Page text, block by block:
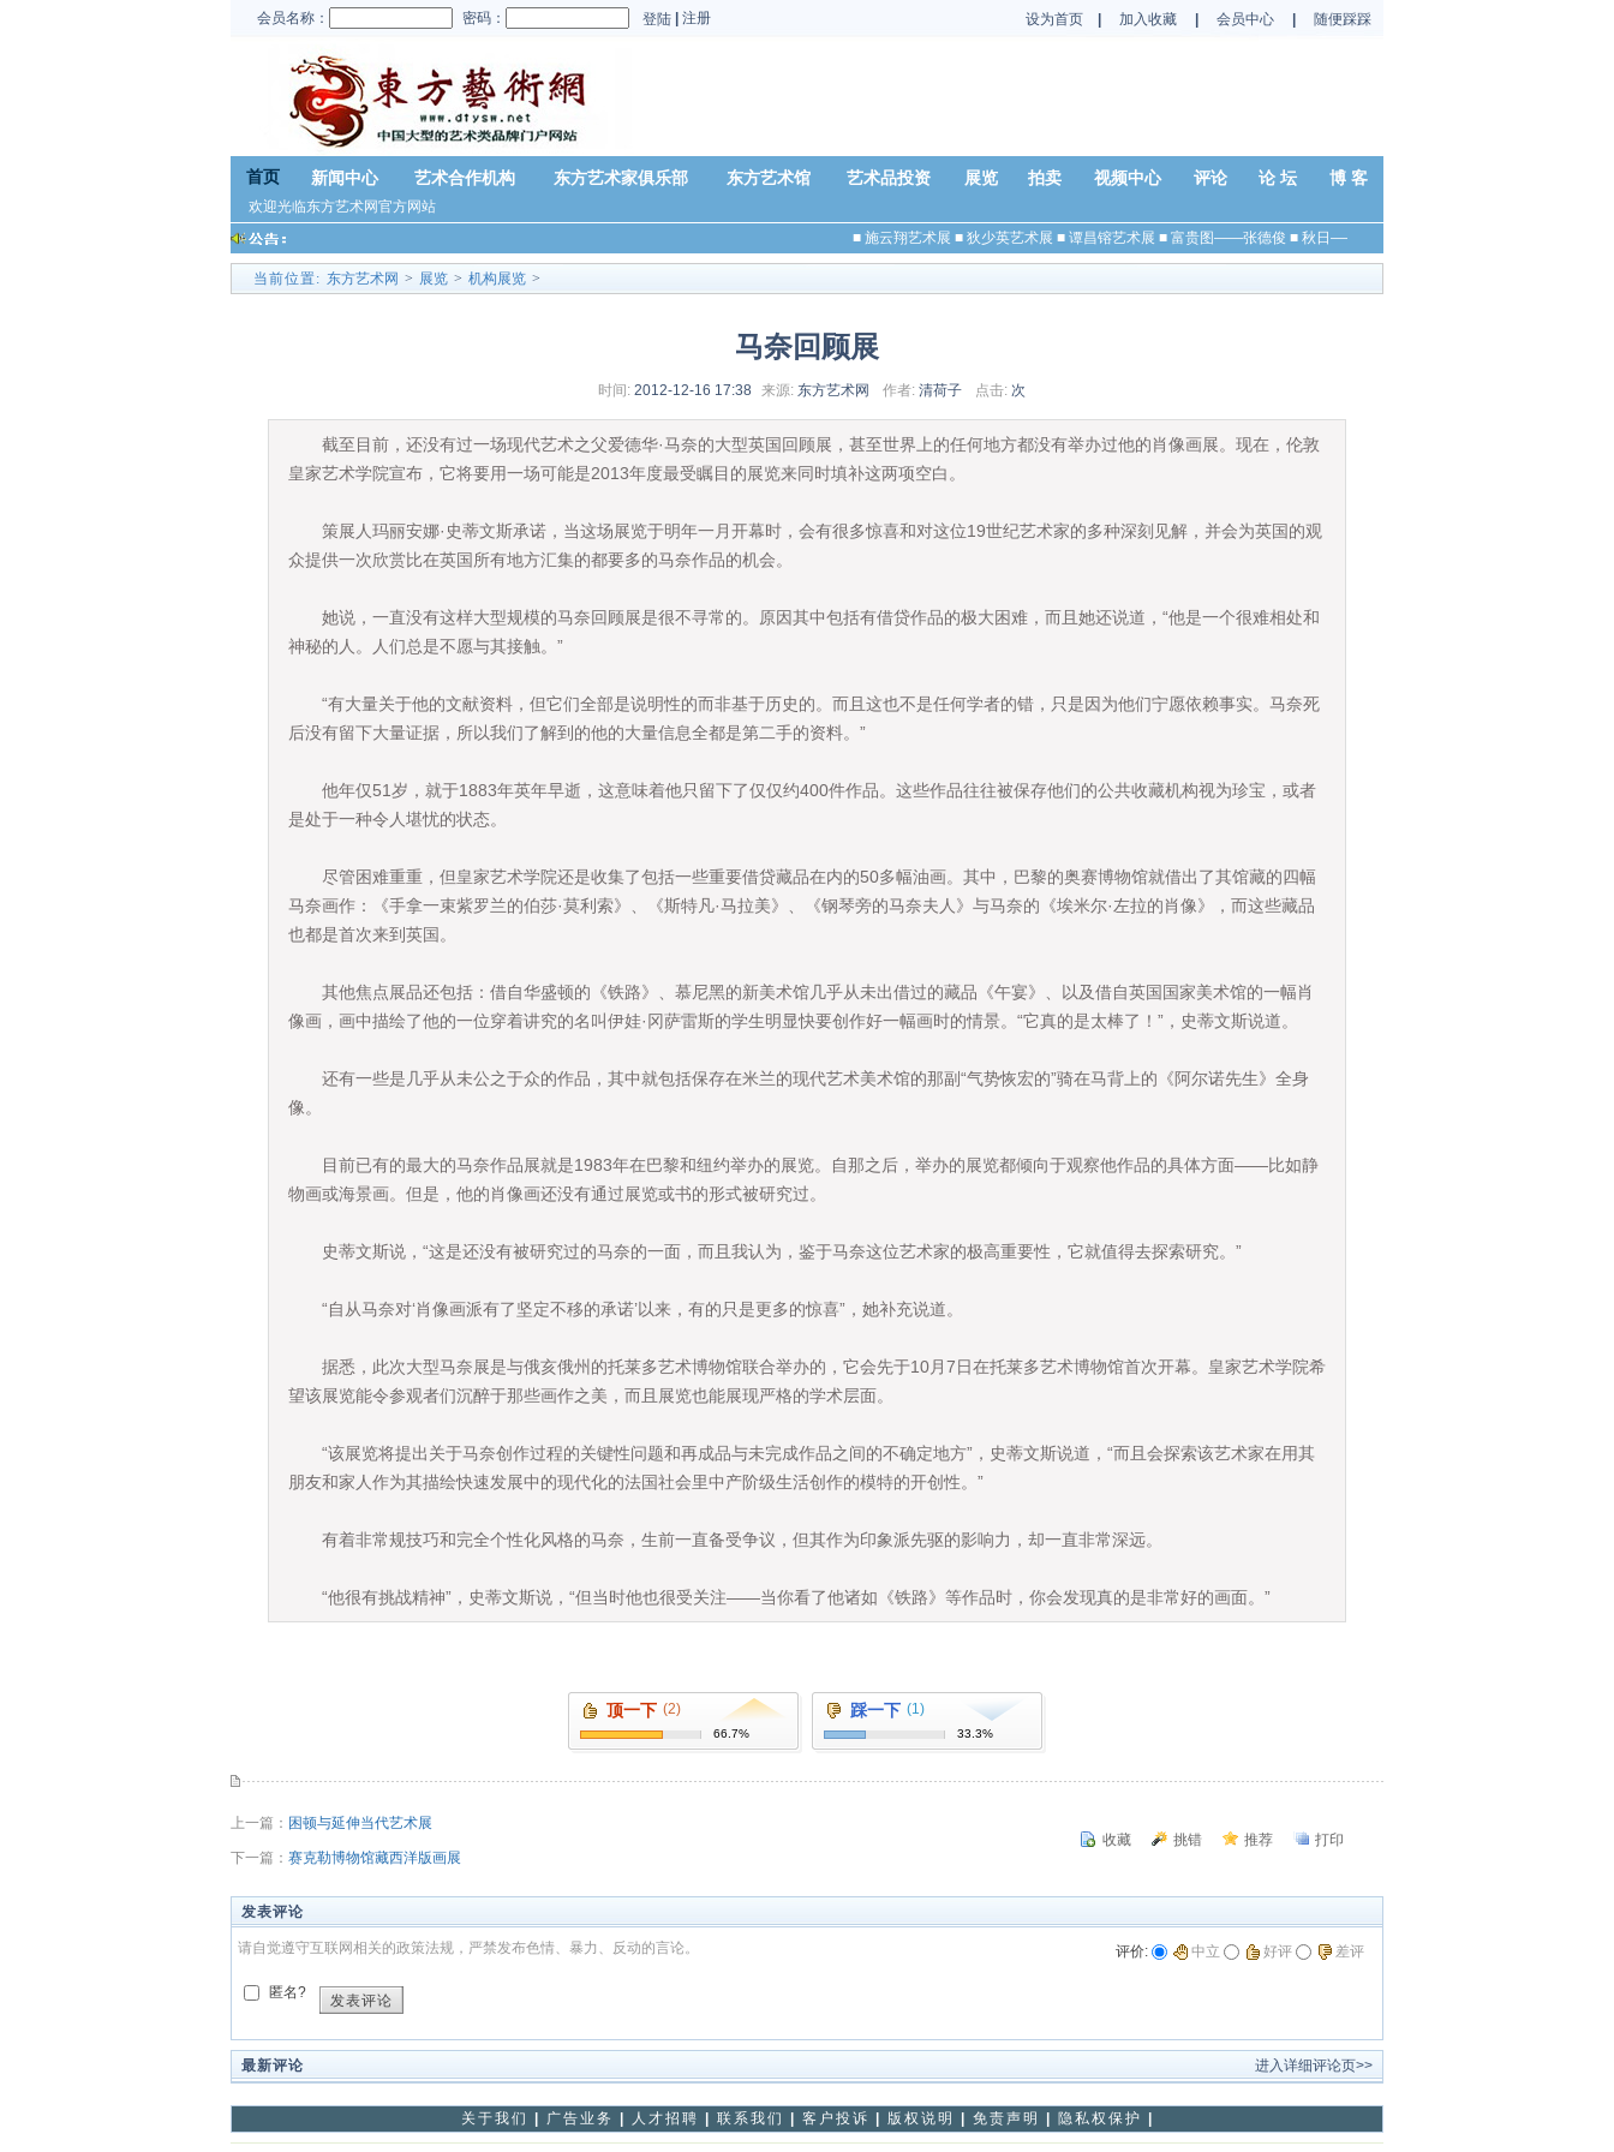
会员名称： 密码： 登陆| 注册 设为首页 加入收藏 会员中心 随便踩踩
首页 新闻中心 艺术合作机构 东方艺术家俱乐部 东方艺术馆 艺术品投资 展览 拍卖 视频中心 评论 论 坛 博 客
欢迎光临东方艺术网官方网站
施云翔艺术展 ■ 狄少英艺术展 ■ 谭昌镕艺术展 ■ 富贵图——张德俊 ■ 秋日——杨国平
当前位置: 东方艺术网 > 展览 > 机构展览 >
马奈回顾展
时间: 2012-12-16 17:38 来源: 东方艺术网 作者: 清荷子 点击: 次
截至目前，还没有过一场现代艺术之父爱德华·马奈的大型英国回顾展，甚至世界上的任何地方都没有举办过他的肖像画展。现在，伦敦
皇家艺术学院宣布，它将要用一场可能是2013年度最受瞩目的展览来同时填补这两项空白。
策展人玛丽安娜·史蒂文斯承诺，当这场展览于明年一月开幕时，会有很多惊喜和对这位19世纪艺术家的多种深刻见解，并会为英国的观
众提供一次欣赏比在英国所有地方汇集的都要多的马奈作品的机会。
她说，一直没有这样大型规模的马奈回顾展是很不寻常的。原因其中包括有借贷作品的极大困难，而且她还说道，“他是一个很难相处和
神秘的人。人们总是不愿与其接触。”
“有大量关于他的文献资料，但它们全部是说明性的而非基于历史的。而且这也不是任何学者的错，只是因为他们宁愿依赖事实。马奈死
后没有留下大量证据，所以我们了解到的他的大量信息全都是第二手的资料。”
他年仅51岁，就于1883年英年早逝，这意味着他只留下了仅仅约400件作品。这些作品往往被保存他们的公共收藏机构视为珍宝，或者
是处于一种令人堪忧的状态。
尽管困难重重，但皇家艺术学院还是收集了包括一些重要借贷藏品在内的50多幅油画。其中，巴黎的奥赛博物馆就借出了其馆藏的四幅
马奈画作：《手拿一束紫罗兰的伯莎·莫利索》、《斯特凡·马拉美》、《钢琴旁的马奈夫人》与马奈的《埃米尔·左拉的肖像》，而这些藏品
也都是首次来到英国。
其他焦点展品还包括：借自华盛顿的《铁路》、慕尼黑的新美术馆几乎从未出借过的藏品《午宴》、以及借自英国国家美术馆的一幅肖
像画，画中描绘了他的一位穿着讲究的名叫伊娃·冈萨雷斯的学生明显快要创作好一幅画时的情景。“它真的是太棒了！”，史蒂文斯说道。
还有一些是几乎从未公之于众的作品，其中就包括保存在米兰的现代艺术美术馆的那副“气势恢宏的”骑在马背上的《阿尔诺先生》全身
像。
目前已有的最大的马奈作品展就是1983年在巴黎和纽约举办的展览。自那之后，举办的展览都倾向于观察他作品的具体方面——比如静
物画或海景画。但是，他的肖像画还没有通过展览或书的形式被研究过。
史蒂文斯说，“这是还没有被研究过的马奈的一面，而且我认为，鉴于马奈这位艺术家的极高重要性，它就值得去探索研究。”
“自从马奈对‘肖像画派有了坚定不移的承诺’以来，有的只是更多的惊喜”，她补充说道。
据悉，此次大型马奈展是与俄亥俄州的托莱多艺术博物馆联合举办的，它会先于10月7日在托莱多艺术博物馆首次开幕。皇家艺术学院希
望该展览能令参观者们沉醉于那些画作之美，而且展览也能展现严格的学术层面。
“该展览将提出关于马奈创作过程的关键性问题和再成品与未完成作品之间的不确定地方”，史蒂文斯说道，“而且会探索该艺术家在用其
朋友和家人作为其描绘快速发展中的现代化的法国社会里中产阶级生活创作的模特的开创性。”
有着非常规技巧和完全个性化风格的马奈，生前一直备受争议，但其作为印象派先驱的影响力，却一直非常深远。
“他很有挑战精神”，史蒂文斯说，“但当时他也很受关注——当你看了他诸如《铁路》等作品时，你会发现真的是非常好的画面。”
顶一下 (2)
66.7%
踩一下 (1)
33.3%
上一篇： 困顿与延伸当代艺术展
下一篇： 赛克勒博物馆藏西洋版画展
收藏 挑错 推荐 打印
发表评论
请自觉遵守互联网相关的政策法规，严禁发布色情、暴力、反动的言论。 评价: 中立 好评 差评
匿名?
发表评论
最新评论 进入详细评论页>>
关于我们 广告业务 人才招聘 联系我们 客户投诉 版权说明 免责声明 隐私权保护